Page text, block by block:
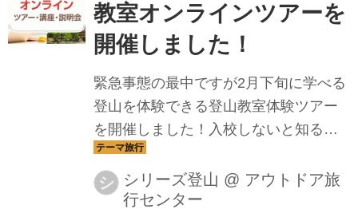
教室オンラインツアーを
開催しました！
緊急事態の最中ですが2月下旬に学べる
登山を体験できる登山教室体験ツアー
を開催しました！入校しないと知るこ
とが出来ない登山教室の実態にオンラ
インで潜入します！
シ シリーズ登山 @ アウトドア旅
行センター